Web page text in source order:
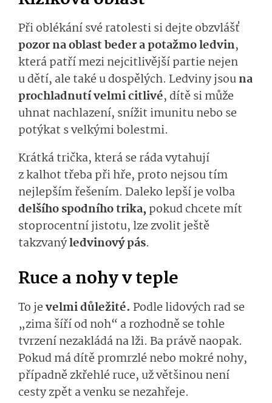
Při oblékání své ratolesti si dejte obzvlášť
pozor na oblast beder a potažmo ledvin,
která patří mezi nejcitlivější partie nejen
u dětí, ale také u dospělých. Ledviny jsouna
prochladnutí velmi citlivé, dítě si může
uhnat nachlazení, snížit imunitu nebo se
potýkat s velkými bolestmi.
Krátká trička, která se ráda vytahují
z kalhot třeba při hře, proto nejsou tím
nejlepším řešením. Daleko lepší je volba
delšího spodního trika,pokud chcete mít
stoprocentní jistotu, lze zvolit ještě
takzvanýledvinový pás.
Ruce a nohy v teple
To jevelmi důležité. Podle lidových rad se
„zima šíří od noh“ a rozhodně se tohle
tvrzení nezakládá na lži. Ba právě naopak.
Pokud má dítě promrzlé nebo mokré nohy,
případně zkřehlé ruce, už většinou není
cesty zpět a venku se nezahřeje.